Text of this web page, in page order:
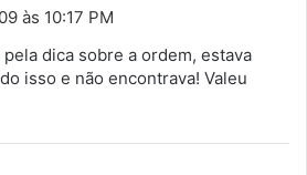
i
s
às 10:17 PM
pela dica sobre a ordem, estava
isso e não encontrava! Valeu